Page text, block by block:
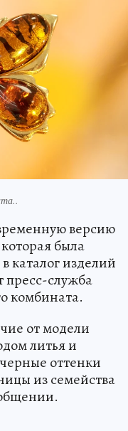
версию
была
каталог изделий
пресс-служба
комбината.
от модели
литья и
оттенки
из семейства